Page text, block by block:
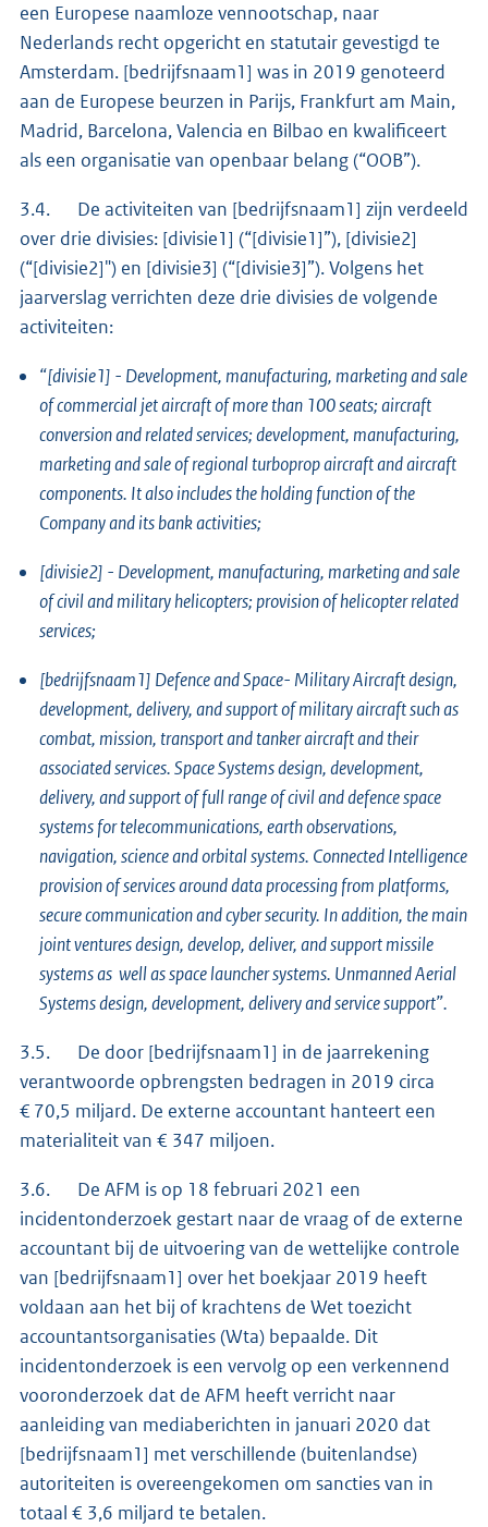
een Europese naamloze vennootschap, naar
Nederlands recht opgericht en statutair gevestigd te
Amsterdam. [bedrijfsnaam1] was in 2019 genoteerd
aan de Europese beurzen in Parijs, Frankfurt am Main,
Madrid, Barcelona, Valencia en Bilbao en kwalificeert
als een organisatie van openbaar belang (“OOB”).
3.4. De activiteiten van [bedrijfsnaam1] zijn verdeeld
over drie divisies: [divisie1] (“[divisie1]”), [divisie2]
(“[divisie2]") en [divisie3] (“[divisie3]”). Volgens het
jaarverslag verrichten deze drie divisies de volgende
activiteiten:
“[divisie1] - Development, manufacturing, marketing and sale
of commercial jet aircraft of more than 100 seats; aircraft
conversion and related services; development, manufacturing,
marketing and sale of regional turboprop aircraft and aircraft
components. It also includes the holding function of the
Company and its bank activities;
[divisie2] - Development, manufacturing, marketing and sale
of civil and military helicopters; provision of helicopter related
services;
[bedrijfsnaam1] Defence and Space- Military Aircraft design,
development, delivery, and support of military aircraft such as
combat, mission, transport and tanker aircraft and their
associated services. Space Systems design, development,
delivery, and support of full range of civil and defence space
systems for telecommunications, earth observations,
navigation, science and orbital systems. Connected Intelligence
provision of services around data processing from platforms,
secure communication and cyber security. In addition, the main
joint ventures design, develop, deliver, and support missile
systems as well as space launcher systems. Unmanned Aerial
Systems design, development, delivery and service support”.
3.5. De door [bedrijfsnaam1] in de jaarrekening
verantwoorde opbrengsten bedragen in 2019 circa
€ 70,5 miljard. De externe accountant hanteert een
materialiteit van € 347 miljoen.
3.6. De AFM is op 18 februari 2021 een
incidentonderzoek gestart naar de vraag of de externe
accountant bij de uitvoering van de wettelijke controle
van [bedrijfsnaam1] over het boekjaar 2019 heeft
voldaan aan het bij of krachtens de Wet toezicht
accountantsorganisaties (Wta) bepaalde. Dit
incidentonderzoek is een vervolg op een verkennend
vooronderzoek dat de AFM heeft verricht naar
aanleiding van mediaberichten in januari 2020 dat
[bedrijfsnaam1] met verschillende (buitenlandse)
autoriteiten is overeengekomen om sancties van in
totaal € 3,6 miljard te betalen.